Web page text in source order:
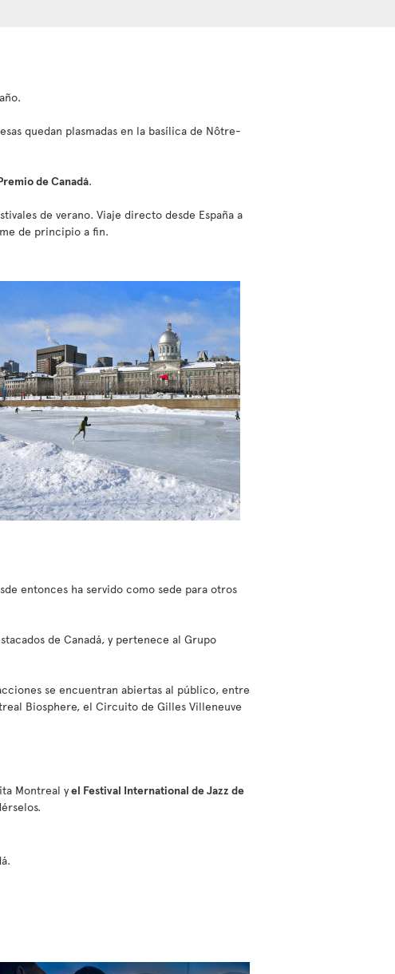
quedan plasmadas en la basílica de Nôtre-
de Canadá.
de verano. Viaje directo desde España a
de principio a fin.
entonces ha servido como sede para otros
de Canadá, y pertenece al Grupo
se encuentran abiertas al público, entre
Biosphere, el Circuito de Gilles Villeneuve
Montreal yel Festival International de Jazz de